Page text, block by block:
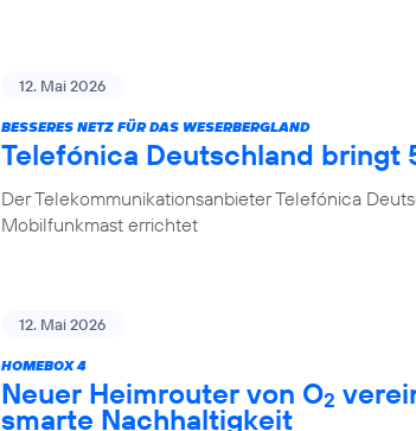
12. Mai 2026
BESSERES NETZ FÜR DAS WESERBERGLAND
Telefónica Deutschland bringt
Der Telekommunikationsanbieter Telefónica
Mobilfunkmast errichtet
12. Mai 2026
HOMEBOX 4
Neuer Heimrouter von O2
smarte Nachhaltigkeit